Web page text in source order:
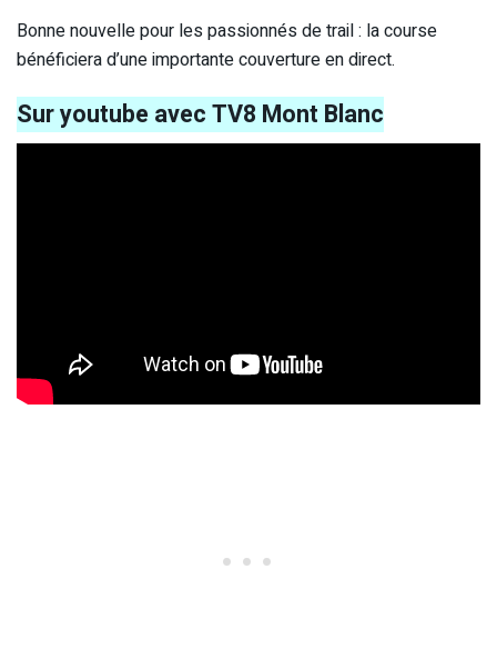
Bonne nouvelle pour les passionnés de trail : la course
bénéficiera d’une importante couverture en direct.
Sur youtube avec TV8 Mont Blanc